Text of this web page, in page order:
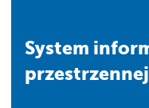
system informacji
przestrzennej